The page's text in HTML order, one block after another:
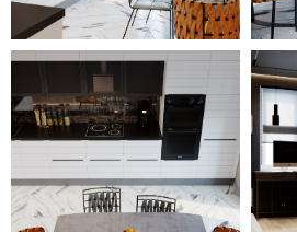
изобилует текстилем.
помещению
расслабляющую